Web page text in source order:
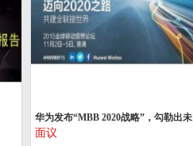
华为发布“MBB 2020战略”，勾勒出未
面议